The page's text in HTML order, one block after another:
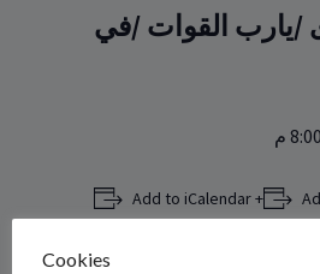
/يارب القوات /في
8:00 م
+ Add to iCalendar
Cookies